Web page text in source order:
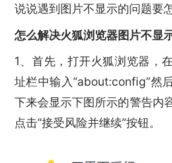
说说遇到图片不显示的问题要
怎么解决火狐浏览器图片不显
1、首先，打开火狐浏览器，
址栏中输入“about:config”然
下来会显示下图所示的警告内
点击“接受风险并继续”按钮。